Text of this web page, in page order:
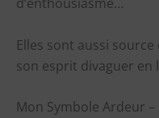
Elles sont aussi
son esprit divaguer en
Mon Symbole Ardeur